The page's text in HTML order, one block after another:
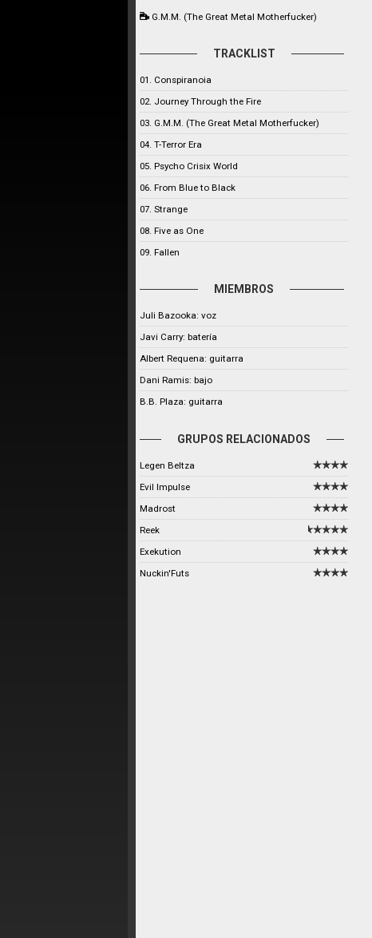
G.M.M. (The Great Metal Motherfucker)
TRACKLIST
01. Conspiranoia
02. Journey Through the Fire
03. G.M.M. (The Great Metal Motherfucker)
04. T-Terror Era
05. Psycho Crisix World
06. From Blue to Black
07. Strange
08. Five as One
09. Fallen
MIEMBROS
Juli Bazooka: voz
Javi Carry: batería
Albert Requena: guitarra
Dani Ramis: bajo
B.B. Plaza: guitarra
GRUPOS RELACIONADOS
Legen Beltza
Evil Impulse
Madrost
Reek
Exekution
Nuckin'Futs